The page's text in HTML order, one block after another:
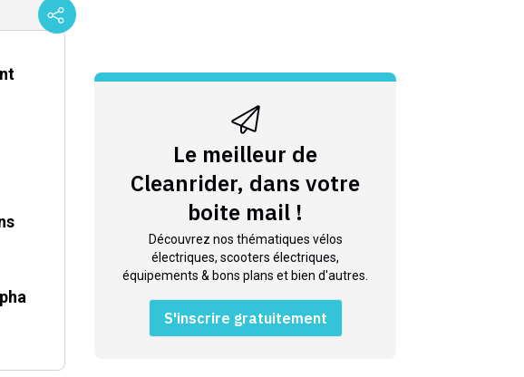
Le meilleur de
Cleanrider, dans votre
boite mail !
Découvrez nos thématiques vélos
électriques, scooters électriques,
équipements & bons plans et bien d'autres.
S'inscrire gratuitement